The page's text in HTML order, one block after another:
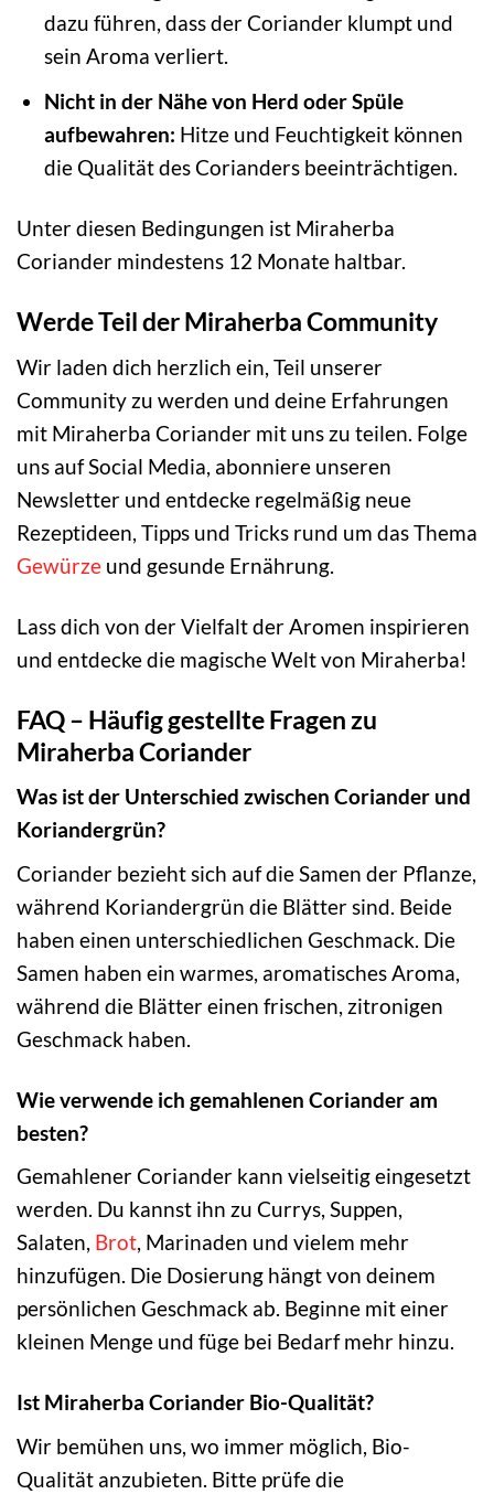
dazu führen, dass der Coriander klumpt und
sein Aroma verliert.
Nicht in der Nähe von Herd oder Spüle
aufbewahren: Hitze und Feuchtigkeit können
die Qualität des Corianders beeinträchtigen.
Unter diesen Bedingungen ist Miraherba
Coriander mindestens 12 Monate haltbar.
Werde Teil der Miraherba Community
Wir laden dich herzlich ein, Teil unserer
Community zu werden und deine Erfahrungen
mit Miraherba Coriander mit uns zu teilen. Folge
uns auf Social Media, abonniere unseren
Newsletter und entdecke regelmäßig neue
Rezeptideen, Tipps und Tricks rund um das Thema
Gewürze und gesunde Ernährung.
Lass dich von der Vielfalt der Aromen inspirieren
und entdecke die magische Welt von Miraherba!
FAQ – Häufig gestellte Fragen zu
Miraherba Coriander
Was ist der Unterschied zwischen Coriander und
Koriandergrün?
Coriander bezieht sich auf die Samen der Pflanze,
während Koriandergrün die Blätter sind. Beide
haben einen unterschiedlichen Geschmack. Die
Samen haben ein warmes, aromatisches Aroma,
während die Blätter einen frischen, zitronigen
Geschmack haben.
Wie verwende ich gemahlenen Coriander am
besten?
Gemahlener Coriander kann vielseitig eingesetzt
werden. Du kannst ihn zu Currys, Suppen,
Salaten, Brot, Marinaden und vielem mehr
hinzufügen. Die Dosierung hängt von deinem
persönlichen Geschmack ab. Beginne mit einer
kleinen Menge und füge bei Bedarf mehr hinzu.
Ist Miraherba Coriander Bio-Qualität?
Wir bemühen uns, wo immer möglich, Bio-
Qualität anzubieten. Bitte prüfe die